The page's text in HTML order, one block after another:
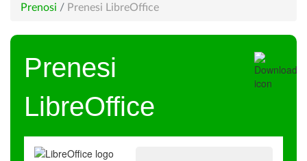
Prenosi / Prenesi LibreOffice
Prenesi
LibreOffice